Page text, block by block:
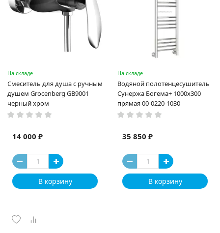
На складе
Смеситель для душа с ручным
душем Grocenberg GB9001
черный хром
14 000 ₽
В корзину
На складе
Водяной полотенцесушитель
Сунержа Богема+ 1000x300
прямая 00-0220-1030
35 850 ₽
В корзину